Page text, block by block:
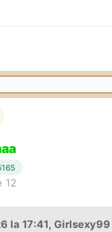
12
la 17:41, Girlsexy99